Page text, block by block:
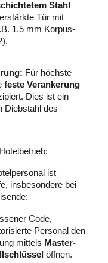
Stahl
Tür mit
1,5 mm Korpus-
Für höchste
feste Verankerung
Dies ist ein
Diebstahl des
ist
insbesondere bei
Code,
Personal den
mittels Master-
öffnen.